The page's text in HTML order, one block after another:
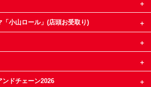
小山ロール」(店頭お受取り)
ドチェーン2026